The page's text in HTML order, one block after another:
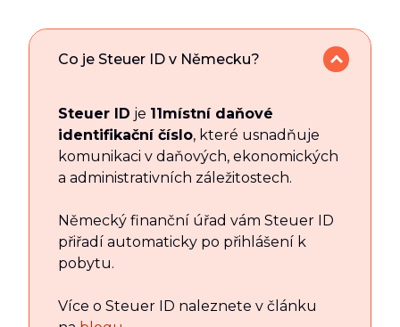
Co je Steuer ID v Německu?
Steuer ID je 11místní daňové
identifikační číslo, které usnadňuje
komunikaci v daňových, ekonomických
a administrativních záležitostech.
Německý finanční úřad vám Steuer ID
přiřadí automaticky po přihlášení k
pobytu.
Více o Steuer ID naleznete v článku